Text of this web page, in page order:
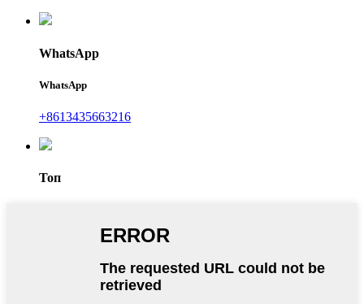
WhatsApp
WhatsApp
+8613435663216
Топ